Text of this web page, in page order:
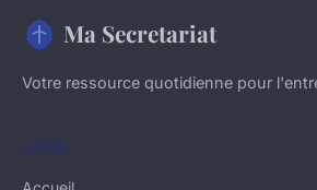
Ma Secretariat
Votre ressource quotidienne pour
LIENS